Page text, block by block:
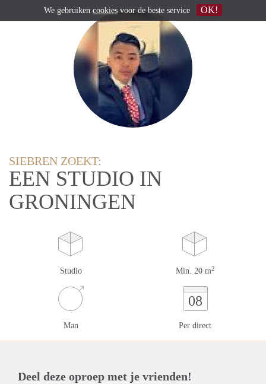
SIEBREN ZOEKT:
EEN STUDIO IN
GRONINGEN
Studio Min. 20 m2
Man
08
Per direct
Deel deze oproep met je vrienden!
We gebruiken cookies voor de beste service OK!